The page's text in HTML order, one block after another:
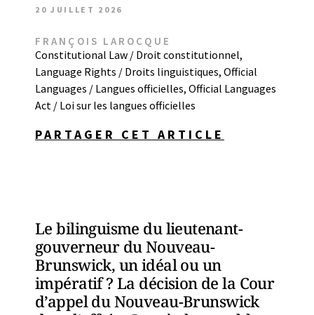
20 JUILLET 2026
FRANÇOIS LAROCQUE
Constitutional Law / Droit constitutionnel,
Language Rights / Droits linguistiques, Official
Languages / Langues officielles, Official Languages
Act / Loi sur les langues officielles
PARTAGER CET ARTICLE
Le bilinguisme du lieutenant-
gouverneur du Nouveau-
Brunswick, un idéal ou un
impératif ? La décision de la Cour
d’appel du Nouveau-Brunswick